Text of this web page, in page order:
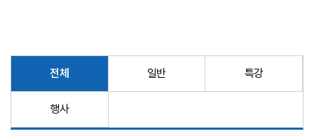
전체 일반 특강
행사